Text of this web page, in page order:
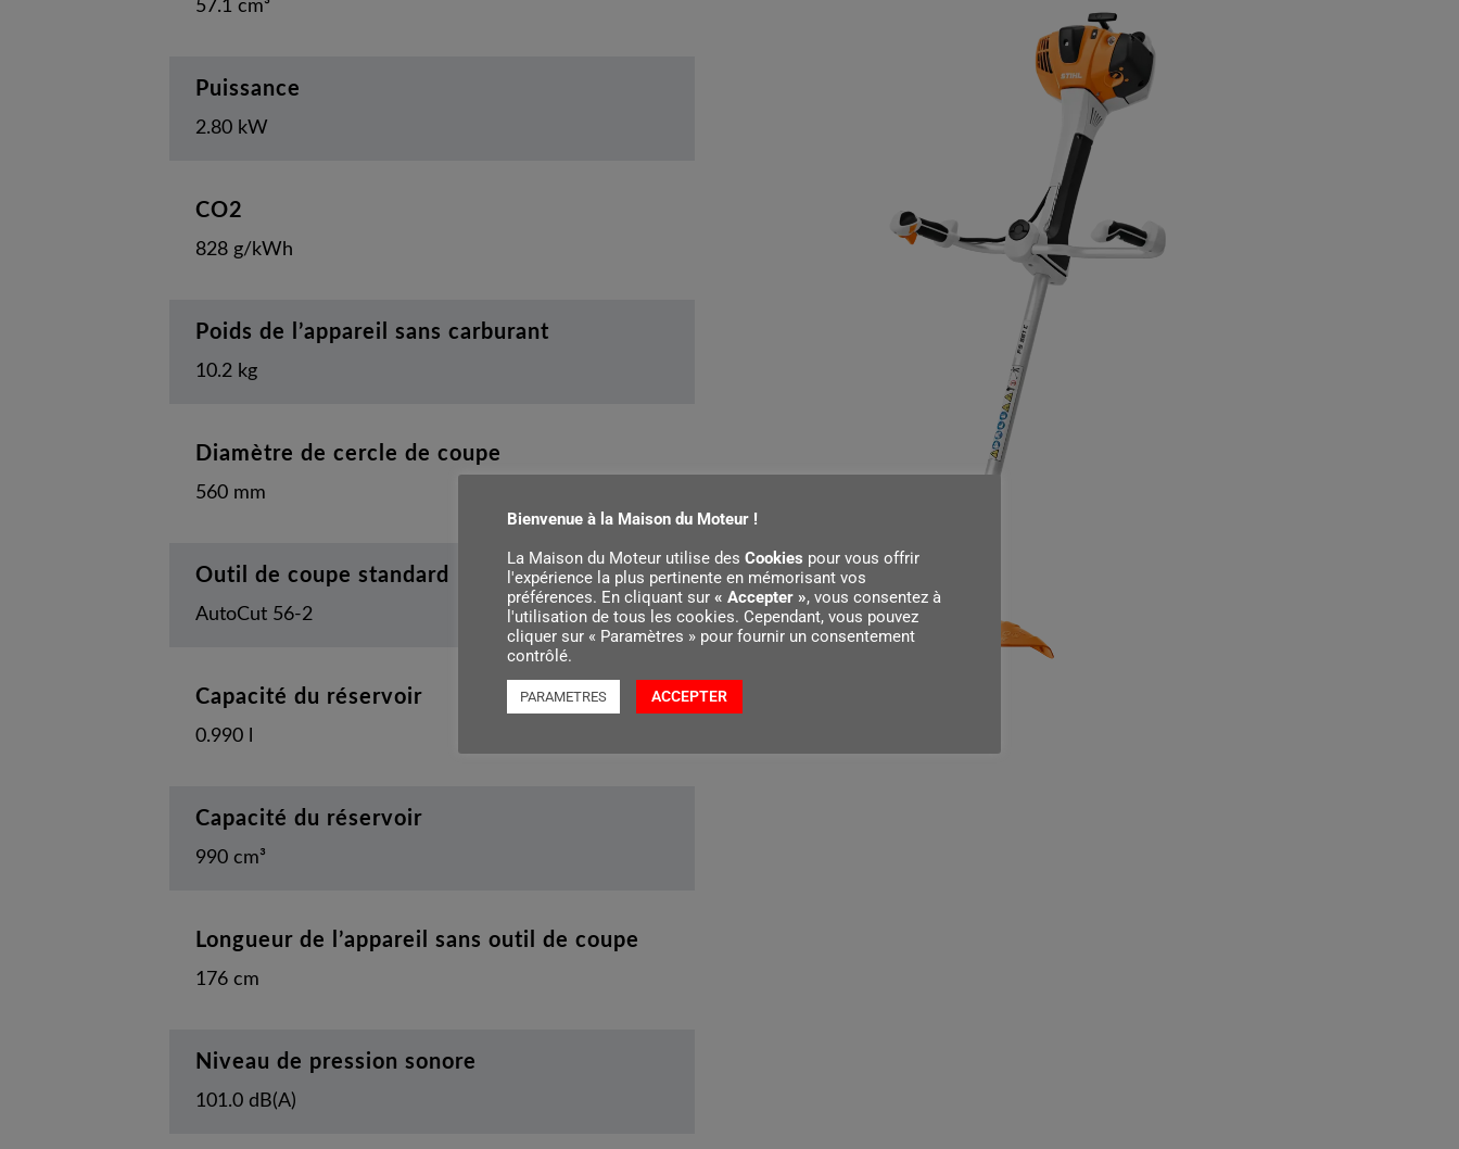
57.1 cm³
Puissance
2.80 kW
CO2
828 g/kWh
Poids de l’appareil sans carburant
10.2 kg
Diamètre de cercle de coupe
560 mm
Outil de coupe standard
AutoCut 56-2
Capacité du réservoir
0.990 l
Capacité du réservoir
990 cm³
Longueur de l’appareil sans outil de coupe
176 cm
Niveau de pression sonore
101.0 dB(A)
Bienvenue à la Maison du Moteur !
La Maison du Moteur utilise des Cookies pour vous offrir
l'expérience la plus pertinente en mémorisant vos
préférences. En cliquant sur « Accepter », vous consentez à
l'utilisation de tous les cookies. Cependant, vous pouvez
cliquer sur « Paramètres » pour fournir un consentement
contrôlé.
PARAMETRES ACCEPTER